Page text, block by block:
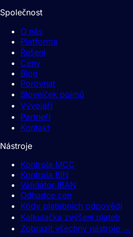
Společnost
O nás
Platforma
Řešení
Ceny
Blog
Porovnat
Slovníček pojmů
Vývojáři
Partneři
Kontakt
Nástroje
Kontrola MCC
Kontrola BIN
Validátor IBAN
Odhadce cen
Kódy platebních odpovědí
Kalkulačka zvýšení plateb
Zobrazit všechny nástroje →